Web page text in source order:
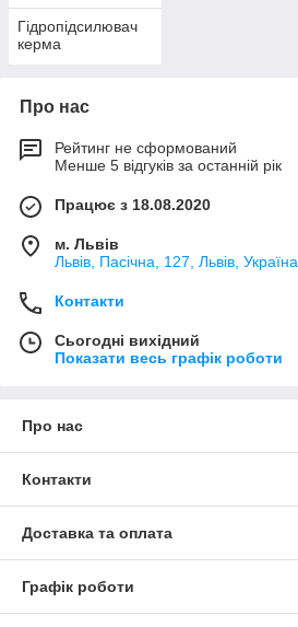
Гідропідсилювач
керма
Про нас
Рейтинг не сформований
Менше 5 відгуків за останній рік
Працює з 18.08.2020
м. Львів
Львів, Пасічна, 127, Львів, Україна
Контакти
Сьогодні вихідний
Показати весь графік роботи
Про нас
Контакти
Доставка та оплата
Графік роботи